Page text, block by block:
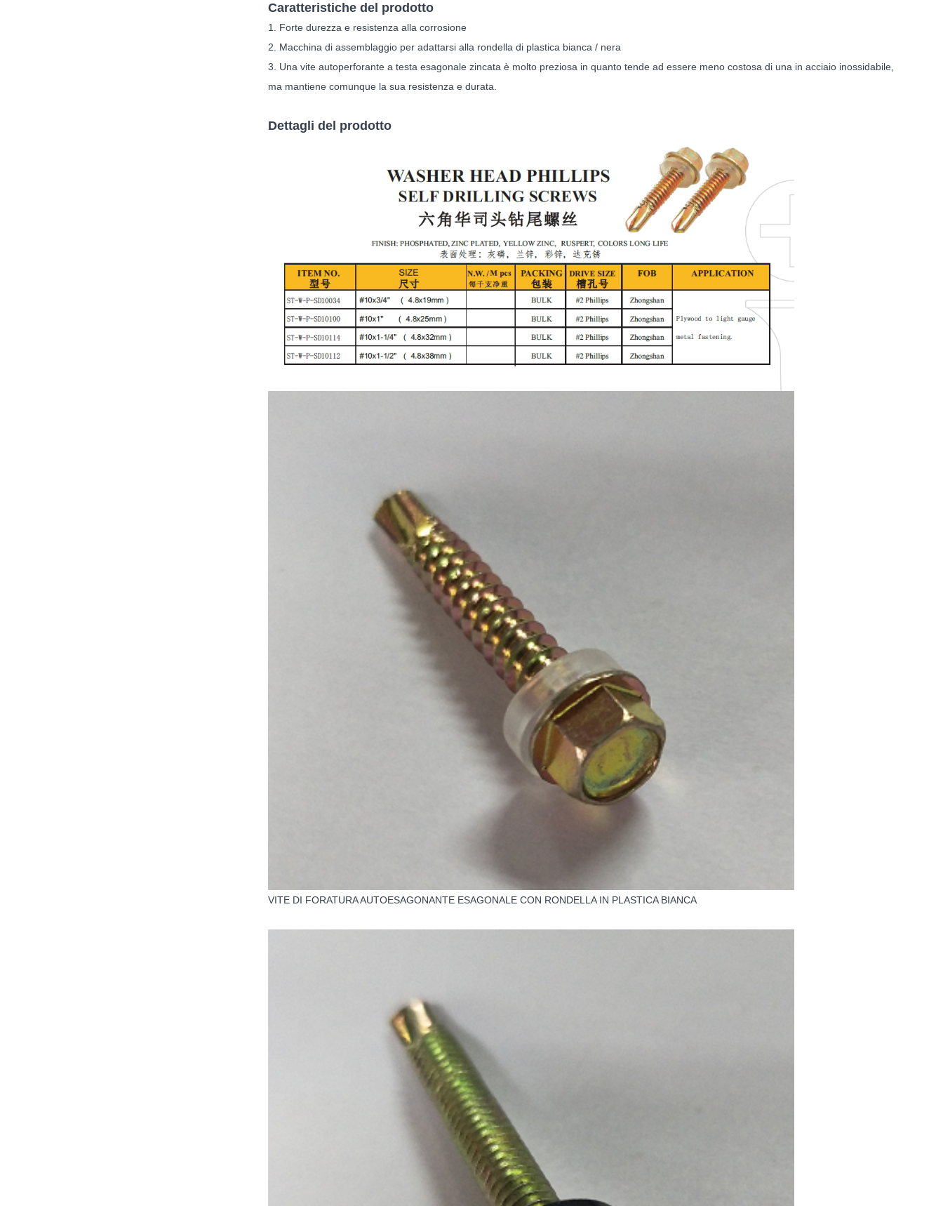
Caratteristiche del prodotto
1. Forte durezza e resistenza alla corrosione
2. Macchina di assemblaggio per adattarsi alla rondella di plastica bianca / nera
3. Una vite autoperforante a testa esagonale zincata è molto preziosa in quanto tende ad essere meno costosa di una in acciaio inossidabile,
ma mantiene comunque la sua resistenza e durata.
Dettagli del prodotto
VITE DI FORATURA AUTOESAGONANTE ESAGONALE CON RONDELLA IN PLASTICA BIANCA